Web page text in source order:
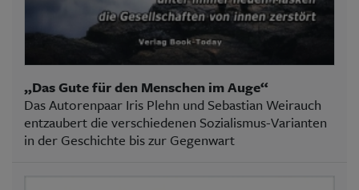
„Das Gute für den Menschen im Auge“
Das Autorenpaar Iris Plehn und Sebastian Weirauch
entzaubert die verschiedenen Sozialismus-Varianten
in der Geschichte bis zur Gegenwart